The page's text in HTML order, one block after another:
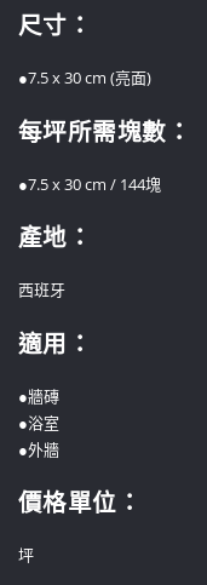
尺寸：
●7.5 x 30 cm (亮面)
每坪所需塊數：
●7.5 x 30 cm / 144塊
產地：
西班牙
適用：
●牆磚
●浴室
●外牆
價格單位 ：
坪